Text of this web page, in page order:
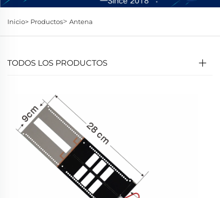
Inicio> Productos> Antena
TODOS LOS PRODUCTOS